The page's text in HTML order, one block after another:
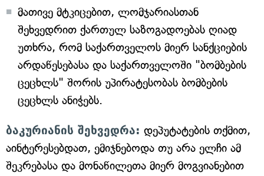
მათივე მტკიცებით, ლომჯარიასთან
შეხვედრით ქართულ საზოგადოებას ღიად
უთხრა, რომ საქართველოს მიერ სანქციების
არდაწესებასა და საქართველოში "ბომბების
ცეცხლს" შორის უპირატესობას ბომბების
ცეცხლს ანიჭებს.
ბაკურიანის შეხვედრა: დეპუტატების თქმით,
აინტერესებდათ, ემიჯნებოდა თუ არა ელჩი ამ
შეკრებასა და მონაწილეთა მიერ მოგვიანებით